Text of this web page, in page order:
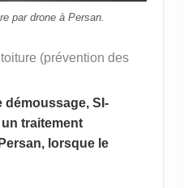
par drone à Persan.
(prévention des
démoussage, SI-
traitement
lorsque le